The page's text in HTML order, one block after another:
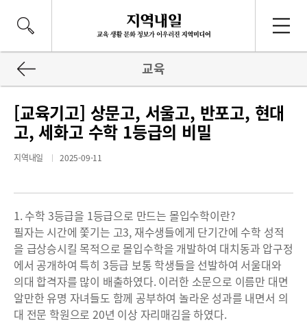
교육
[교육기고] 상문고, 서울고, 반포고, 현대
고, 세화고 수학 1등급의 비밀
지역내일 2025-09-11
1. 수학 3등급을 1등급으로 만드는 몰입수학이란?
필자는 시간에 쫓기는 고3, 재수생들에게 단기간에 수학 성적
을 급상승시킬 목적으로 몰입수학을 개발하여 대치동과 압구정
에서 공개하여 특히 3등급 보통 학생들을 선발하여 서울대와
의대 합격자를 많이 배출하였다. 이러한 소문으로 이름만 대면
알만한 유명 자녀들도 함께 공부하여 놀라운 성과를 내면서 의
대 전문 학원으로 20년 이상 자리매김을 하였다.